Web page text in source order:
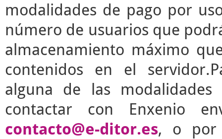
modalidades de pago por
número de usuarios que
almacenamiento máximo
contenidos en el
alguna de las
contactar con Enxenio
contacto@e-ditor.es, o por